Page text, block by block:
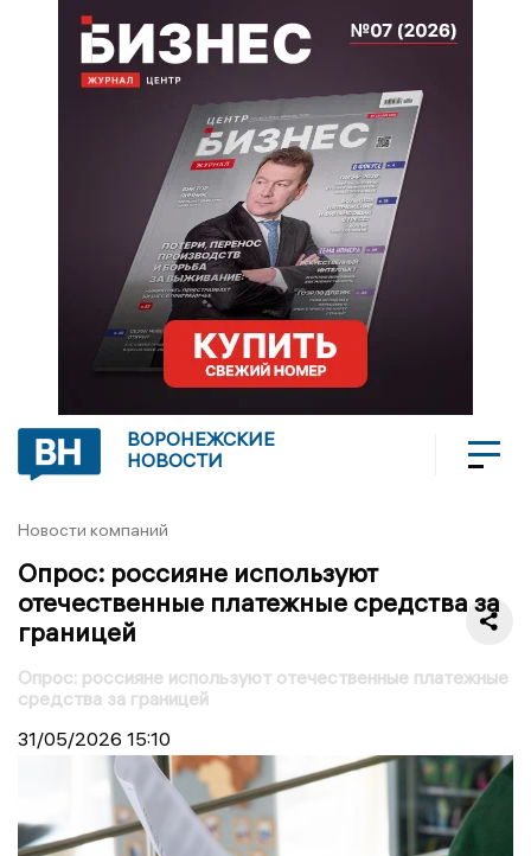
ВОРОНЕЖСКИЕ
НОВОСТИ
Новости компаний
Опрос: россияне используют
отечественные платежные средства за
границей
Опрос: россияне используют отечественные платежные
средства за границей
31/05/2026 15:10